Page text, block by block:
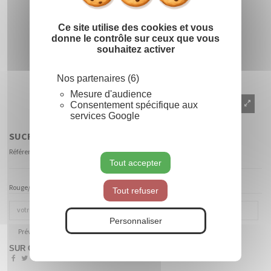
Ce site utilise des cookies et vous
donne le contrôle sur ceux que vous
souhaitez activer
Nos partenaires (6)
Mesure d'audience
Consentement spécifique aux
services Google
Tout accepter
Tout refuser
Personnaliser
SUCRE D'ORGE (PETIT MODÈLE)
Référence
Rouge/Blanc - H. 122 cm - larg. 30 cm - Long. 46 cm
Prévenez-moi lorsque le produit est disponible
SUR COMMANDE